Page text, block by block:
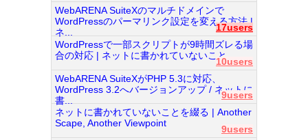
WebARENA SuiteXのマルチドメインで
WordPressのパーマリンク設定を変える方法 |
ネ...
17users
WordPressで一部スクリプトが9時間ズレる場
合の対応 | ネットに書かれていないこと...
10users
WebARENA SuiteXがPHP 5.3に対応、
WordPress 3.2へバージョンアップ / ネットに
書...
9users
ネットに書かれていないことを綴る | Another
Scape, Another Viewpoint
9users